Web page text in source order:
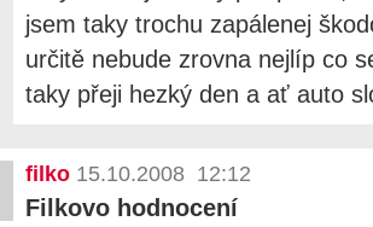
jsem taky trochu zapálenej
určitě nebude zrovna nejlíp co
taky přeji hezký den a ať auto
filko 15.10.2008 12:12
Filkovo hodnocení